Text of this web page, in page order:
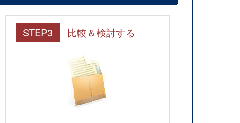
STEP3 比較＆検討する